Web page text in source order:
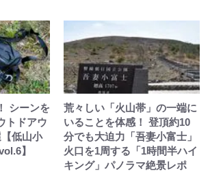
シーンを
トドアウ
低山小
】
荒々しい「火山帯」の一端に
いることを体感！ 登頂約10
分でも大迫力「吾妻小富士」
火口を1周する「1時間半ハイ
キング」パノラマ絶景レポ